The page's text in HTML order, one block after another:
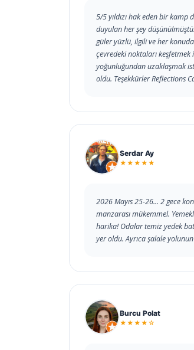
5/5 yıldızı hak eden bir kamp
duyulan her şey
güler yüzlü, ilgili ve her
çevredeki noktaları
yoğunluğundan uzaklaşmak
oldu. Teşekkürler Reflections
Serdar Ay
★★★★★
2026 Mayıs 25-26... 2 gece
manzarası mükemmel.
harika! Odalar temiz yedek
yer oldu. Ayrıca şalale
Burcu Polat
★★★★☆